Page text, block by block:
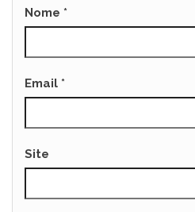
Nome *
Email *
Site